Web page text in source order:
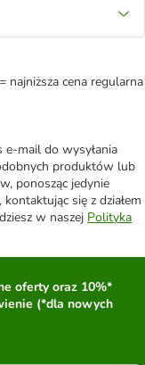
najniższa cena regularna
mail do wysyłania
produktów lub
ponosząc jedynie
się z działem
w naszej Polityka
oferty oraz 10%*
(*dla nowych